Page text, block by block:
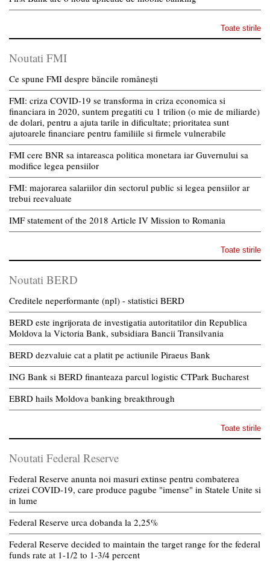
Toate stirile
Noutati FMI
Ce spune FMI despre băncile românești
FMI: criza COVID-19 se transforma in criza economica si
financiara in 2020, suntem pregatiti cu 1 trilion (o mie de miliarde)
de dolari, pentru a ajuta tarile in dificultate; prioritatea sunt
ajutoarele financiare pentru familiile si firmele vulnerabile
FMI cere BNR sa intareasca politica monetara iar Guvernului sa
modifice legea pensiilor
FMI: majorarea salariilor din sectorul public si legea pensiilor ar
trebui reevaluate
IMF statement of the 2018 Article IV Mission to Romania
Toate stirile
Noutati BERD
Creditele neperformante (npl) - statistici BERD
BERD este ingrijorata de investigatia autoritatilor din Republica
Moldova la Victoria Bank, subsidiara Bancii Transilvania
BERD dezvaluie cat a platit pe actiunile Piraeus Bank
ING Bank si BERD finanteaza parcul logistic CTPark Bucharest
EBRD hails Moldova banking breakthrough
Toate stirile
Noutati Federal Reserve
Federal Reserve anunta noi masuri extinse pentru combaterea
crizei COVID-19, care produce pagube "imense" in Statele Unite si
in lume
Federal Reserve urca dobanda la 2,25%
Federal Reserve decided to maintain the target range for the federal
funds rate at 1-1/2 to 1-3/4 percent